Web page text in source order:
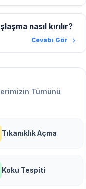
nasıl kırılır?
Cevabı Gör
Tümünü
Tıkanıklık Açma
Koku Tespiti